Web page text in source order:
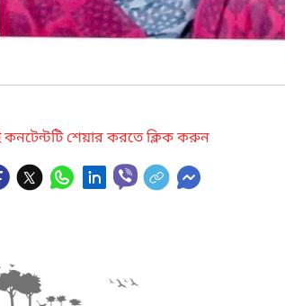
শেয়ার করতে ক্লিক করুন